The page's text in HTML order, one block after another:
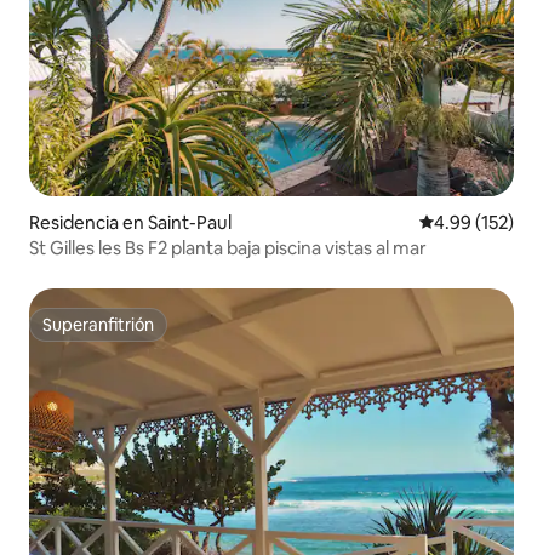
Residencia en Saint-Paul Calificación
4.99 (152)
St Gilles les Bs F2 planta baja piscina vistas al mar
Superanfitrión
Superanfitrión